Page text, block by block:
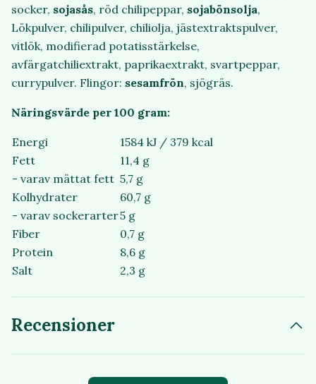
socker, sojasås, röd chilipeppar, sojabönsolja,
Lökpulver, chilipulver, chiliolja, jästextraktspulver,
vitlök, modifierad potatisstärkelse,
avfärgatchiliextrakt, paprikaextrakt, svartpeppar,
currypulver. Flingor: sesamfrön, sjögräs.
Näringsvärde per 100 gram:
Energi
1584 kJ / 379 kcal
Fett
11,4 g
- varav mättat fett 5,7 g
Kolhydrater
60,7 g
- varav sockerarter5 g
Fiber
0,7 g
Protein
8,6 g
Salt
2,3 g
Recensioner